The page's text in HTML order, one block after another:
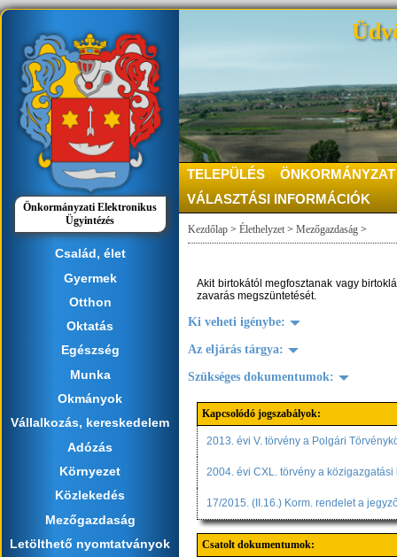
Önkormányzati Elektronikus
Ügyintézés
Család, élet
Gyermek
Otthon
Oktatás
Egészség
Munka
Okmányok
Vállalkozás, kereskedelem
Adózás
Környezet
Közlekedés
Mezőgazdaság
Letölthető nyomtatványok
TELEPÜLÉS
ÖNKORMÁNYZAT
VÁLASZTÁSI INFORMÁCIÓK
Kezdőlap > Élethelyzet > Mezőgazdaság >
Akit birtokától megfosztanak vagy
zavarás megszüntetését.
Ki veheti igénybe:
Az eljárás tárgya:
Szükséges dokumentumok:
Kapcsolódó jogszabályok:
2013. évi V. törvény a Polgári
2004. évi CXL. törvény a
17/2015. (II.16.) Korm. rendelet a
Csatolt dokumentumok: